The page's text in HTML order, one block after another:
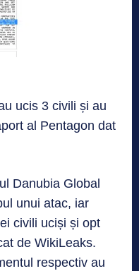
ucis 3 civili și au
al Pentagon dat
Danubia Global
unui atac, iar
civili uciși și opt
de WikiLeaks.
respectiv au